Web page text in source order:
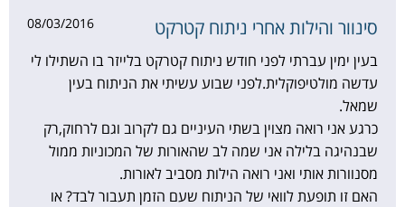
סינוור והילות אחרי ניתוח קטרקט 08/03/2016
בעין ימין עברתי לפני חודש ניתוח קטרקט בלייזר בו השתילו לי
עדשה מולטיפוקלית.לפני שבוע עשיתי את הניתוח בעין
שמאל.
כרגע אני רואה מצוין בשתי העיניים גם לקרוב וגם לרחוק,רק
שבנהיגה בלילה אני שמה לב שהאורות של המכוניות ממול
מסנוורות אותי ואני רואה הילות מסביב לאורות.
האם זו תופעת לוואי של הניתוח שעם הזמן תעבור לבד? או